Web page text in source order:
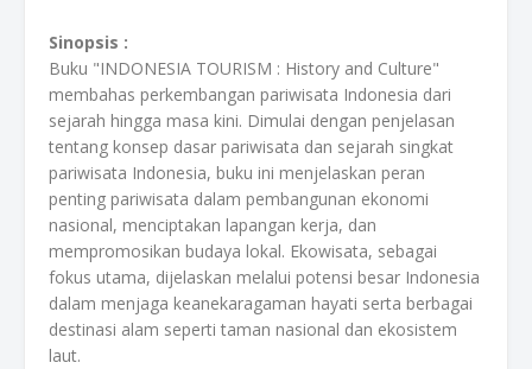
Sinopsis :
Buku "INDONESIA TOURISM : History and Culture"
membahas perkembangan pariwisata Indonesia dari
sejarah hingga masa kini. Dimulai dengan penjelasan
tentang konsep dasar pariwisata dan sejarah singkat
pariwisata Indonesia, buku ini menjelaskan peran
penting pariwisata dalam pembangunan ekonomi
nasional, menciptakan lapangan kerja, dan
mempromosikan budaya lokal. Ekowisata, sebagai
fokus utama, dijelaskan melalui potensi besar Indonesia
dalam menjaga keanekaragaman hayati serta berbagai
destinasi alam seperti taman nasional dan ekosistem
laut.